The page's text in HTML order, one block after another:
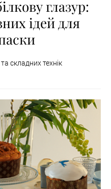
глазур:
ідей для
складних технік